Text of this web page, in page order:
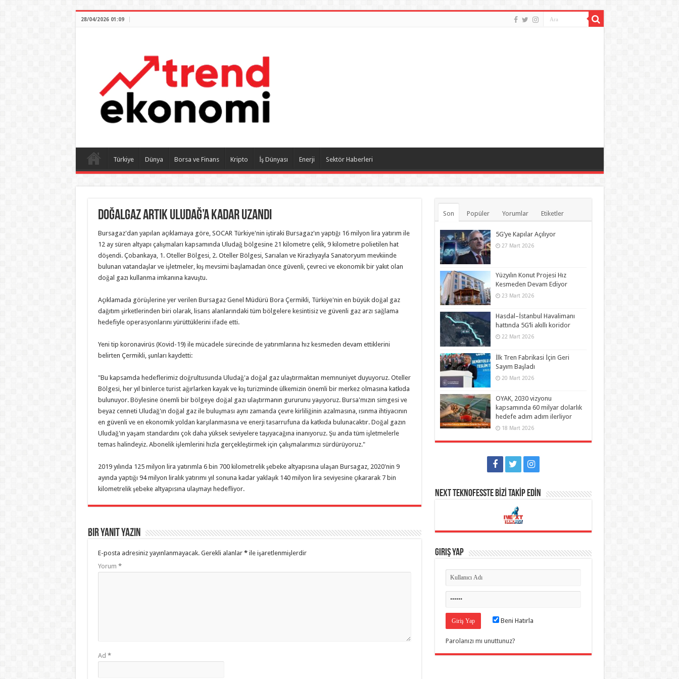
28/04/2026 01:09
Türkiye Dünya Borsa ve Finans Kripto İş Dünyası Enerji Sektör Haberleri
Doğalgaz artık Uludağ’a kadar uzandı
Bursagaz'dan yapılan açıklamaya göre, SOCAR Türkiye'nin iştiraki Bursagaz'ın yaptığı 16 milyon lira yatırım ile
12 ay süren altyapı çalışmaları kapsamında Uludağ bölgesine 21 kilometre çelik, 9 kilometre polietilen hat
döşendi. Çobankaya, 1. Oteller Bölgesi, 2. Oteller Bölgesi, Sarıalan ve Kirazlıyayla Sanatoryum mevkiinde
bulunan vatandaşlar ve işletmeler, kış mevsimi başlamadan önce güvenli, çevreci ve ekonomik bir yakıt olan
doğal gazı kullanma imkanına kavuştu.
Açıklamada görüşlerine yer verilen Bursagaz Genel Müdürü Bora Çermikli, Türkiye'nin en büyük doğal gaz
dağıtım şirketlerinden biri olarak, lisans alanlarındaki tüm bölgelere kesintisiz ve güvenli gaz arzı sağlama
hedefiyle operasyonlarını yürüttüklerini ifade etti.
Yeni tip koronavirüs (Kovid-19) ile mücadele sürecinde de yatırımlarına hız kesmeden devam ettiklerini
belirten Çermikli, şunları kaydetti:
"Bu kapsamda hedeflerimiz doğrultusunda Uludağ'a doğal gaz ulaştırmaktan memnuniyet duyuyoruz. Oteller
Bölgesi, her yıl binlerce turist ağırlarken kayak ve kış turizminde ülkemizin önemli bir merkez olmasına katkıda
bulunuyor. Böylesine önemli bir bölgeye doğal gazı ulaştırmanın gururunu yaşıyoruz. Bursa'mızın simgesi ve
beyaz cenneti Uludağ'ın doğal gaz ile buluşması aynı zamanda çevre kirliliğinin azalmasına, ısınma ihtiyacının
en güvenli ve en ekonomik yoldan karşılanmasına ve enerji tasarrufuna da katkıda bulunacaktır. Doğal gazın
Uludağ'ın yaşam standardını çok daha yüksek seviyelere taşıyacağına inanıyoruz. Şu anda tüm işletmelerle
temas halindeyiz. Abonelik işlemlerini hızla gerçekleştirmek için çalışmalarımızı sürdürüyoruz."
2019 yılında 125 milyon lira yatırımla 6 bin 700 kilometrelik şebeke altyapısına ulaşan Bursagaz, 2020'nin 9
ayında yaptığı 94 milyon liralık yatırımı yıl sonuna kadar yaklaşık 140 milyon lira seviyesine çıkararak 7 bin
kilometrelik şebeke altyapısına ulaşmayı hedefliyor.
Bir yanıt yazın
E-posta adresiniz yayınlanmayacak. Gerekli alanlar *ile işaretlenmişlerdir
Yorum *
Ad *
Son Popüler Yorumlar Etiketler
5G’ye Kapılar Açılıyor
27 Mart 2026
Yüzyılın Konut Projesi Hız
Kesmeden Devam Ediyor
23 Mart 2026
Hasdal–İstanbul Havalimanı
hattında 5G’li akıllı koridor
22 Mart 2026
İlk Tren Fabrikasi İçin Geri
Sayım Başladı
20 Mart 2026
OYAK, 2030 vizyonu
kapsamında 60 milyar dolarlık
hedefe adım adım ilerliyor
18 Mart 2026
NEXT TEKNOFESSTE BİZİ TAKİP EDİN
Giriş Yap
Beni Hatırla
Parolanızı mı unuttunuz?